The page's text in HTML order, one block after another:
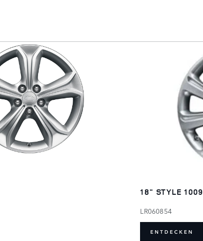
18" STYLE 1009
LR060854
ENTDECKEN